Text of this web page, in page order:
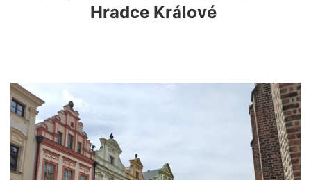
Hradce Králové